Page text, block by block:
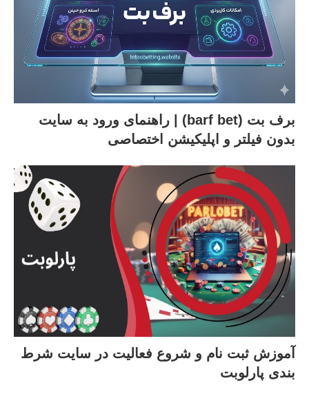
برف بت (barf bet) | راهنمای ورود به سایت
بدون فیلتر و اپلیکیشن اختصاصی
آموزش ثبت‌ نام و شروع فعالیت در سایت شرط
بندی پارلوبت